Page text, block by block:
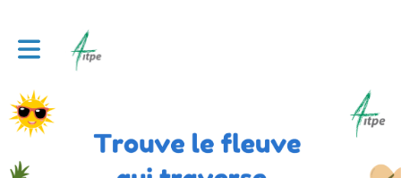
Toggle main navigation